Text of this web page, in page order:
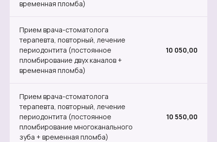
временная пломба)
Прием врача-стоматолога
терапевта, повторный, лечение
периодонтита (постоянное
пломбирование двух каналов +
временная пломба)
10 050,00
Прием врача-стоматолога
терапевта, повторный, лечение
периодонтита (постоянное
пломбирование многоканального
зуба + временная пломба)
10 550,00